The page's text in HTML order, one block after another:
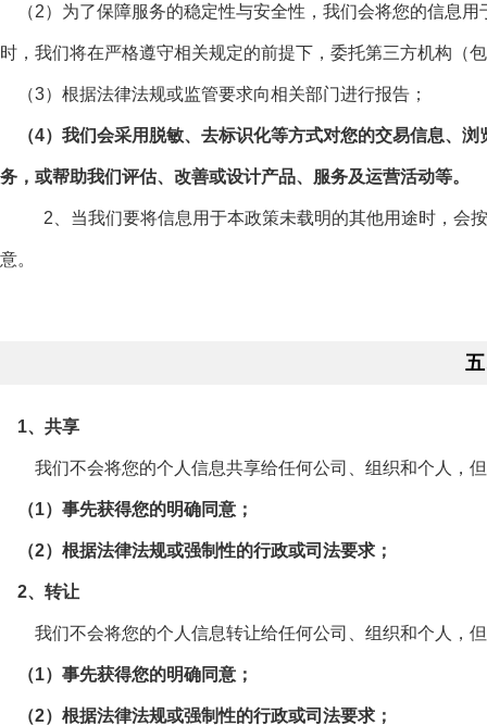
（2）为了保障服务的稳定性与安全性，我们会将您的信息
时，我们将在严格遵守相关规定的前提下，委托第三方机构（
（3）根据法律法规或监管要求向相关部门进行报告；
（4）我们会采用脱敏、去标识化等方式对您的交易信息、
务，或帮助我们评估、改善或设计产品、服务及运营活动等。
2、当我们要将信息用于本政策未载明的其他用途时，会按
意。
1、共享
我们不会将您的个人信息共享给任何公司、组织和个人，
（1）事先获得您的明确同意；
（2）根据法律法规或强制性的行政或司法要求；
2、转让
我们不会将您的个人信息转让给任何公司、组织和个人，
（1）事先获得您的明确同意；
（2）根据法律法规或强制性的行政或司法要求；